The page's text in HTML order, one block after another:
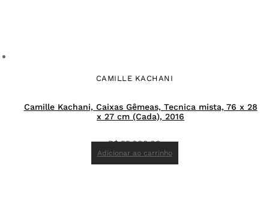
CAMILLE KACHANI
Camille Kachani, Caixas Gêmeas, Tecnica mista, 76 x 28
x 27 cm (Cada), 2016
R$55.000,00
Adicionar ao carrinho